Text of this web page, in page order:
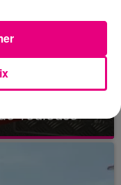
Toulouse